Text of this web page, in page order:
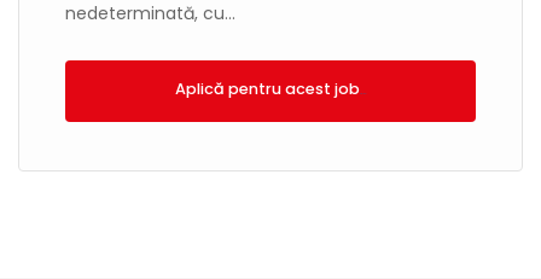
nedeterminată, cu...